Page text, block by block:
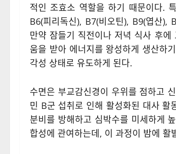
적인 조효소 역할을 하기 때문이다.
B6(피리독신), B7(비오틴), B9(엽산),
만약 잠들기 직전이나 저녁 식사 후
움을 받아 에너지를 왕성하게 생산하
각성 상태로 유도하게 된다.
수면은 부교감신경이 우위를 점하고
민 B군 섭취로 인해 활성화된 대사 활
분비를 방해하고 심박수를 미세하게
합성에 관여하는데, 이 과정이 밤에